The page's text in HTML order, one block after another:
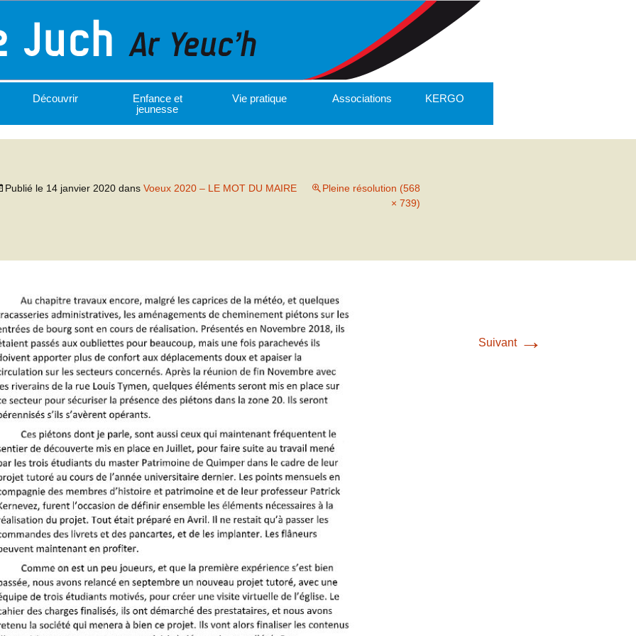
Découvrir
Enfance et
jeunesse
Vie pratique Associations KERGO
Publié le 14 janvier 2020 dans Voeux 2020 – LE MOT DU MAIRE
Pleine résolution (568
× 739)
Suivant →